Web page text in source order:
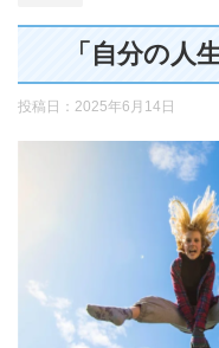
「自分の人
投稿日： 2025年6月14日